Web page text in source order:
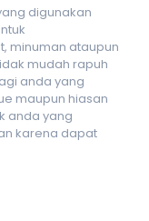
digunakan
minuman ataupun
mudah rapuh
anda yang
maupun hiasan
anda yang
karena dapat